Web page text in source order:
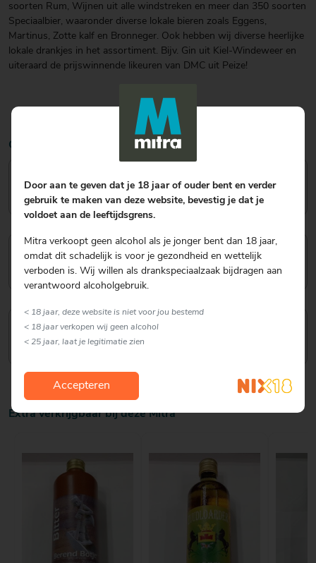
soorten Rum, Wijnen uit alle windstreken en meer dan 350 soorten
Speciaalbier, waaronder diverse lokale bieren zoals Eggens,
Martinus, Zotte kalf en Bronneger. Ook hebben wij diverse heerlijke
lokale drankjes in het assortiment. Bijv. Gin uit Kiel-Windeweer en
uiteraard de prijswinnende likeuren van DMC uit Peize!
Onze medewerkers
Remko Rutgers
Eigenaar
Emil Buring
Eigenaar
Karin Groenendal
Verkoop Medewerker
Extra verkrijgbaar bij deze Mitra
Door aan te geven dat je 18 jaar of ouder bent en verder
gebruik te maken van deze website, bevestig je dat je
voldoet aan de leeftijdsgrens.
Mitra verkoopt geen alcohol als je jonger bent dan 18 jaar,
omdat dit schadelijk is voor je gezondheid en wettelijk
verboden is. Wij willen als drankspeciaalzaak bijdragen aan
verantwoord alcoholgebruik.
< 18 jaar, deze website is niet voor jou bestemd
< 18 jaar verkopen wij geen alcohol
< 25 jaar, laat je legitimatie zien
Accepteren